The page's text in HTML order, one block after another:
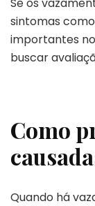
Se os
sintomas
importantes
buscar
Como
Quando há